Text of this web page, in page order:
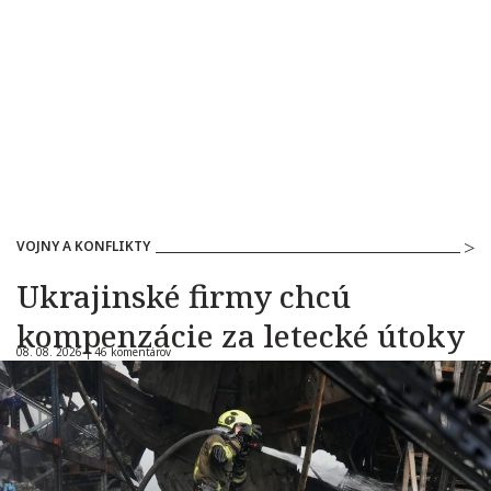
VOJNY A KONFLIKTY
Ukrajinské firmy chcú
kompenzácie za letecké útoky
08. 08. 2026 |46 komentárov